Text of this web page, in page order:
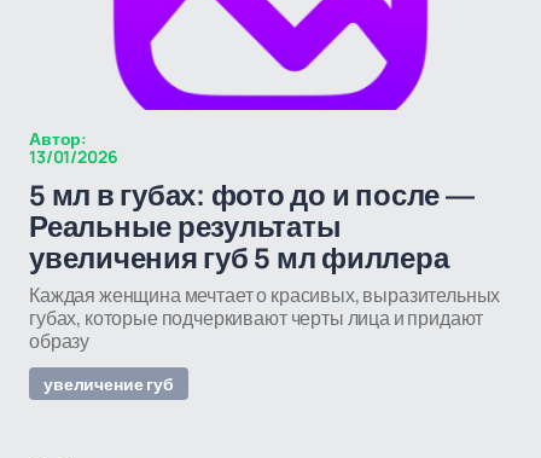
Автор:
13/01/2026
5 мл в губах: фото до и после —
Реальные результаты
увеличения губ 5 мл филлера
Каждая женщина мечтает о красивых, выразительных
губах, которые подчеркивают черты лица и придают
образу
увеличение губ